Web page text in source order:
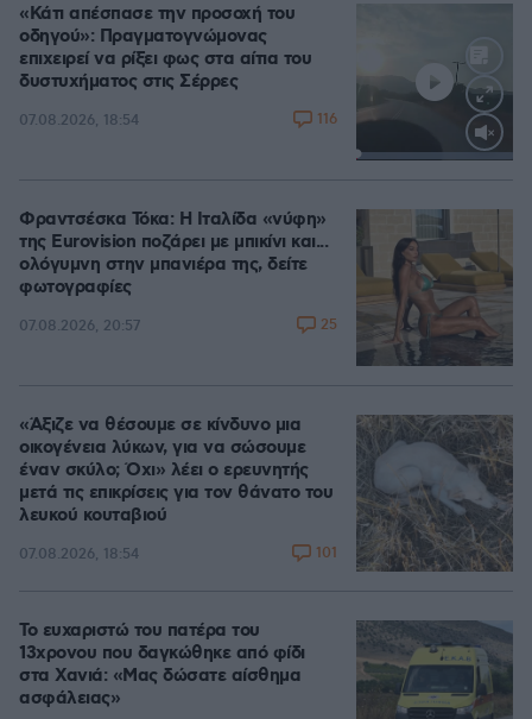
Loaded:
«Κάτι απέσπασε την προσοχή του
οδηγού»: Πραγματογνώμονας
επιχειρεί να ρίξει φως στα αίτια του
δυστυχήματος στις Σέρρες
07.08.2026, 18:54 116
Φραντσέσκα Τόκα: Η Ιταλίδα «νύφη»
της Eurovision ποζάρει με μπικίνι και...
ολόγυμνη στην μπανιέρα της, δείτε
φωτογραφίες
07.08.2026, 20:57 25
«Άξιζε να θέσουμε σε κίνδυνο μια
οικογένεια λύκων, για να σώσουμε
έναν σκύλο; Όχι» λέει ο ερευνητής
μετά τις επικρίσεις για τον θάνατο του
λευκού κουταβιού
07.08.2026, 18:54 101
Το ευχαριστώ του πατέρα του
13χρονου που δαγκώθηκε από φίδι
στα Χανιά: «Μας δώσατε αίσθημα
ασφάλειας»